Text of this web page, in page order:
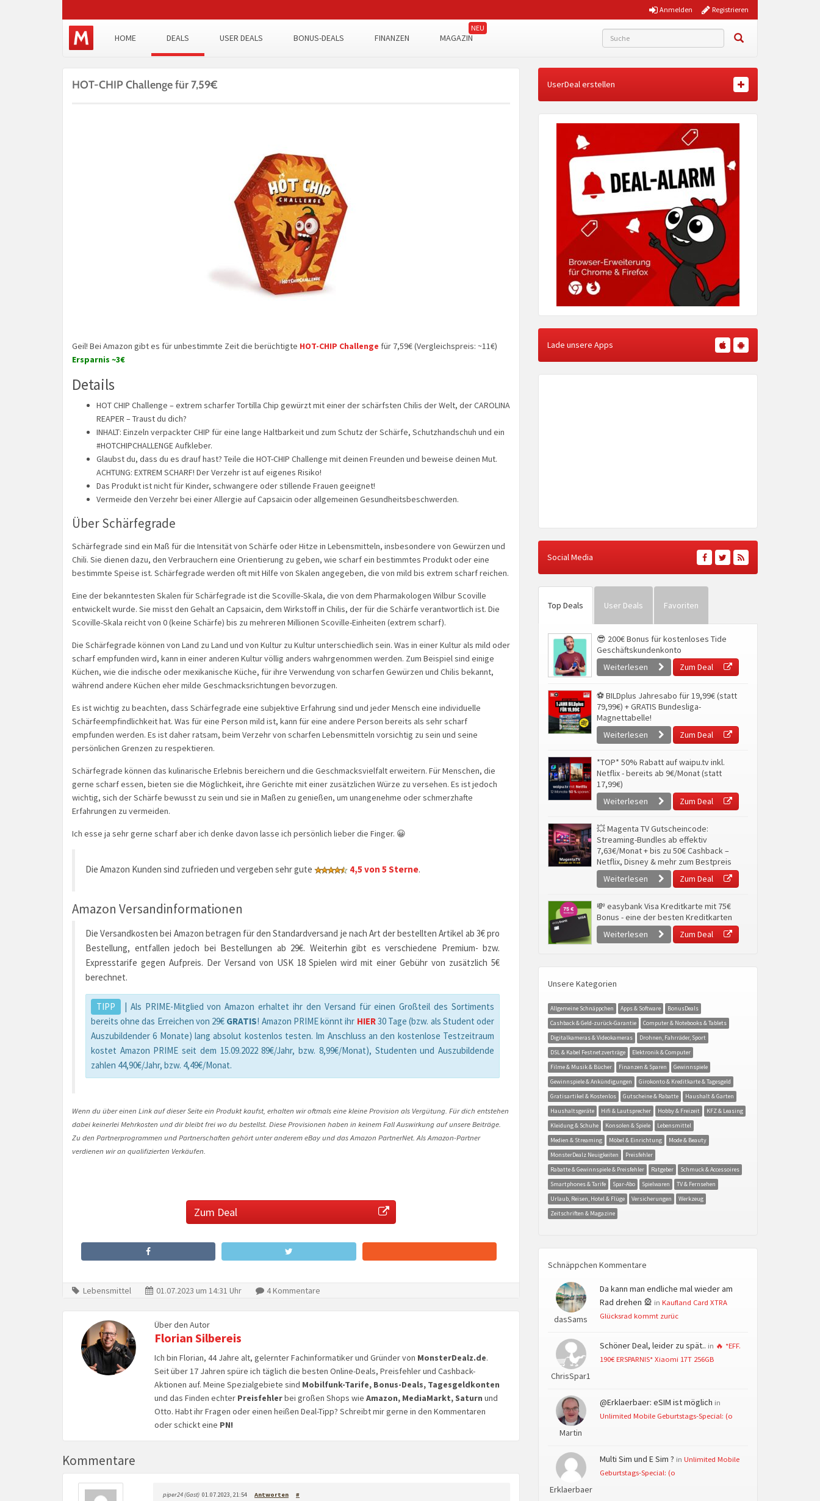
Registrieren
Anmelden
HOME DEALS USER DEALS BONUS-DEALS FINANZEN MAGAZIN
HOT-CHIP Challenge für 7,59€
Geil! Bei Amazon gibt es für unbestimmte Zeit die berüchtigte HOT-CHIP Challenge für 7,59€ (Vergleichspreis: ~11€)
Ersparnis ~3€
Details
HOT CHIP Challenge – extrem scharfer Tortilla Chip gewürzt mit einer der schärfsten Chilis der Welt, der CAROLINA
REAPER – Traust du dich?
INHALT: Einzeln verpackter CHIP für eine lange Haltbarkeit und zum Schutz der Schärfe, Schutzhandschuh und ein
#HOTCHIPCHALLENGE Aufkleber.
Glaubst du, dass du es drauf hast? Teile die HOT-CHIP Challenge mit deinen Freunden und beweise deinen Mut.
ACHTUNG: EXTREM SCHARF! Der Verzehr ist auf eigenes Risiko!
Das Produkt ist nicht für Kinder, schwangere oder stillende Frauen geeignet!
Vermeide den Verzehr bei einer Allergie auf Capsaicin oder allgemeinen Gesundheitsbeschwerden.
Über Schärfegrade
Schärfegrade sind ein Maß für die Intensität von Schärfe oder Hitze in Lebensmitteln, insbesondere von Gewürzen und
Chili. Sie dienen dazu, den Verbrauchern eine Orientierung zu geben, wie scharf ein bestimmtes Produkt oder eine
bestimmte Speise ist. Schärfegrade werden oft mit Hilfe von Skalen angegeben, die von mild bis extrem scharf reichen.
Eine der bekanntesten Skalen für Schärfegrade ist die Scoville-Skala, die von dem Pharmakologen Wilbur Scoville
entwickelt wurde. Sie misst den Gehalt an Capsaicin, dem Wirkstoff in Chilis, der für die Schärfe verantwortlich ist. Die
Scoville-Skala reicht von 0 (keine Schärfe) bis zu mehreren Millionen Scoville-Einheiten (extrem scharf).
Die Schärfegrade können von Land zu Land und von Kultur zu Kultur unterschiedlich sein. Was in einer Kultur als mild oder
scharf empfunden wird, kann in einer anderen Kultur völlig anders wahrgenommen werden. Zum Beispiel sind einige
Küchen, wie die indische oder mexikanische Küche, für ihre Verwendung von scharfen Gewürzen und Chilis bekannt,
während andere Küchen eher milde Geschmacksrichtungen bevorzugen.
Es ist wichtig zu beachten, dass Schärfegrade eine subjektive Erfahrung sind und jeder Mensch eine individuelle
Schärfeempfindlichkeit hat. Was für eine Person mild ist, kann für eine andere Person bereits als sehr scharf
empfunden werden. Es ist daher ratsam, beim Verzehr von scharfen Lebensmitteln vorsichtig zu sein und seine
persönlichen Grenzen zu respektieren.
Schärfegrade können das kulinarische Erlebnis bereichern und die Geschmacksvielfalt erweitern. Für Menschen, die
gerne scharf essen, bieten sie die Möglichkeit, ihre Gerichte mit einer zusätzlichen Würze zu versehen. Es ist jedoch
wichtig, sich der Schärfe bewusst zu sein und sie in Maßen zu genießen, um unangenehme oder schmerzhafte
Erfahrungen zu vermeiden.
Ich esse ja sehr gerne scharf aber ich denke davon lasse ich persönlich lieber die Finger. 😀
Die Amazon Kunden sind zufrieden und vergeben sehr gute 4,5 von 5 Sterne.
Amazon Versandinformationen
Die Versandkosten bei Amazon betragen für den Standardversand je nach Art der bestellten Artikel ab 3€ pro
Bestellung, entfallen jedoch bei Bestellungen ab 29€. Weiterhin gibt es verschiedene Premium- bzw.
Expresstarife gegen Aufpreis. Der Versand von USK 18 Spielen wird mit einer Gebühr von zusätzlich 5€
berechnet.
TIPP
| Als PRIME-Mitglied von Amazon erhaltet ihr den Versand für einen Großteil des Sortiments
bereits ohne das Erreichen von 29€ GRATIS! Amazon PRIME könnt ihr HIER30 Tage (bzw. als Student oder
Auszubildender 6 Monate) lang absolut kostenlos testen. Im Anschluss an den kostenlose Testzeitraum
kostet Amazon PRIME seit dem 15.09.2022 89€/Jahr, bzw. 8,99€/Monat), Studenten und Auszubildende
zahlen 44,90€/Jahr, bzw. 4,49€/Monat.
Wenn du über einen Link auf dieser Seite ein Produkt kaufst, erhalten wir oftmals eine kleine Provision als Vergütung. Für dich entstehen
dabei keinerlei Mehrkosten und dir bleibt frei wo du bestellst. Diese Provisionen haben in keinem Fall Auswirkung auf unsere Beiträge.
Zu den Partnerprogrammen und Partnerschaften gehört unter anderem eBay und das Amazon PartnerNet. Als Amazon-Partner
verdienen wir an qualifizierten Verkäufen.
Zum Deal
Lebensmittel 01.07.2023 um 14:31 Uhr 4 Kommentare
Über den Autor
Florian Silbereis
Ich bin Florian, 44 Jahre alt, gelernter Fachinformatiker und Gründer von MonsterDealz.de.
Seit über 17 Jahren spüre ich täglich die besten Online-Deals, Preisfehler und Cashback-
Aktionen auf. Meine Spezialgebiete sind Mobilfunk-Tarife, Bonus-Deals, Tagesgeldkonten
und das Finden echterPreisfehlerbei großen Shops wie Amazon, MediaMarkt, Saturn und
Otto. Habt ihr Fragen oder einen heißen Deal-Tipp? Schreibt mir gerne in den Kommentaren
oder schickt eine PN!
Kommentare
piper24 (Gast) 01.07.2023, 21:54 Antworten #
UserDeal erstellen
Lade unsere Apps
Social Media
Top Deals User Deals Favoriten
😎 200€ Bonus für kostenloses Tide
Geschäftskundenkonto
Weiterlesen
Zum Deal
⚽ BILDplus Jahresabo für 19,99€ (statt
79,99€) + GRATIS Bundesliga-
Magnettabelle!
Weiterlesen
Zum Deal
*TOP* 50% Rabatt auf waipu.tv inkl.
Netflix - bereits ab 9€/Monat (statt
17,99€)
Weiterlesen
Zum Deal
💥 Magenta TV Gutscheincode:
Streaming-Bundles ab effektiv
7,63€/Monat + bis zu 50€ Cashback –
Netflix, Disney & mehr zum Bestpreis
Weiterlesen
Zum Deal
💸 easybank Visa Kreditkarte mit 75€
Bonus - eine der besten Kreditkarten
Weiterlesen
Zum Deal
Unsere Kategorien
Allgemeine Schnäppchen Apps & Software
BonusDeals
Cashback & Geld-zurück-Garantie
Computer & Notebooks & Tablets
Digitalkameras & Videokameras
Drohnen, Fahrräder, Sport
DSL & Kabel Festnetzverträge
Elektronik & Computer
Filme & Musik & Bücher
Finanzen & Sparen
Gewinnspiele
Gewinnspiele & Ankündigungen
Girokonto & Kreditkarte & Tagesgeld
Gratisartikel & Kostenlos
Gutscheine & Rabatte
Haushalt & Garten
Haushaltsgeräte
Hifi & Lautsprecher Hobby & Freizeit
KFZ & Leasing
Kleidung & Schuhe
Konsolen & Spiele
Lebensmittel
Medien & Streaming
Möbel & Einrichtung
Mode & Beauty
MonsterDealz Neuigkeiten
Preisfehler
Rabatte & Gewinnspiele & Preisfehler
Ratgeber
Schmuck & Accessoires
Smartphones & Tarife
Spar-Abo Spielwaren
TV & Fernsehen
Urlaub, Reisen, Hotel & Flüge
Versicherungen
Werkzeug
Zeitschriften & Magazine
Schnäppchen Kommentare
dasSams
Da kann man endliche mal wieder am
Rad drehen 🎡 in Kaufland Card XTRA
Glücksrad kommt zurüc
ChrisSpar1
Schöner Deal, leider zu spät.. in 🔥 *EFF.
190€ ERSPARNIS* Xiaomi 17T 256GB
Martin
@Erklaerbaer: eSIM ist möglich in
Unlimited Mobile Geburtstags-Special: (o
Erklaerbaer
Multi Sim und E Sim ? in Unlimited Mobile
Geburtstags-Special: (o